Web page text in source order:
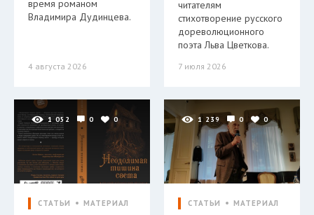
время романом
Владимира Дудинцева.
4 августа 2026
читателям
стихотворение русского
дореволюционного
поэта Льва Цветкова.
7 июля 2026
1 052 0 0
СТАТЬИ МАТЕРИАЛ
1 239 0 0
СТАТЬИ МАТЕРИАЛ